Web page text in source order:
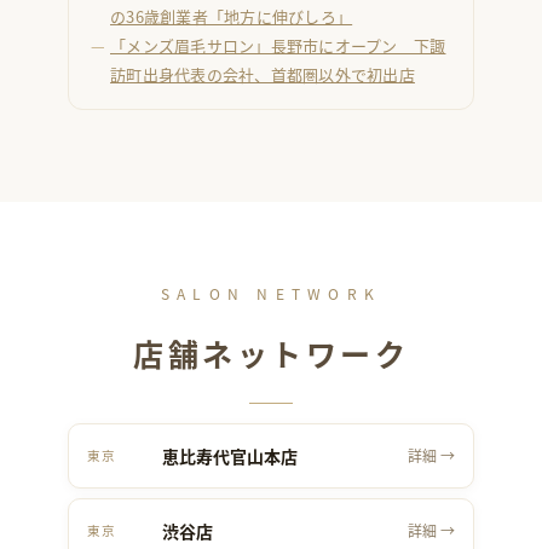
の36歳創業者「地方に伸びしろ」
「メンズ眉毛サロン」長野市にオープン 下諏
訪町出身代表の会社、首都圏以外で初出店
SALON NETWORK
店舗ネットワーク
東京 恵比寿代官山本店 詳細 →
東京 渋谷店 詳細 →